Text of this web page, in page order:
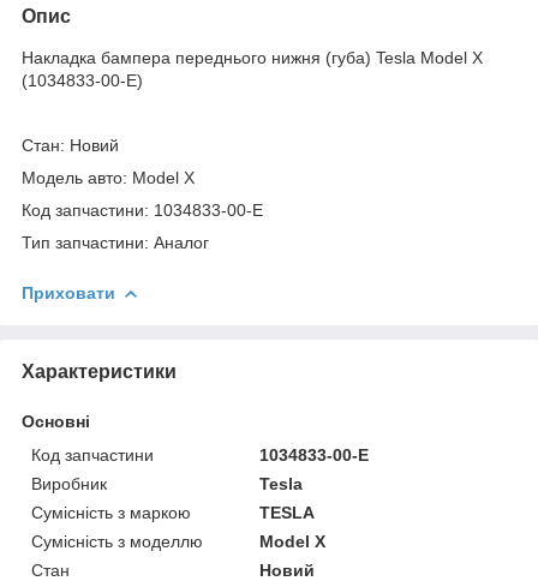
Опис
Накладка бампера переднього нижня (губа) Tesla Model X
(1034833-00-E)
Стан: Новий
Модель авто: Model X
Код запчастини: 1034833-00-E
Тип запчастини: Аналог
Приховати
Характеристики
Основні
Код запчастини
1034833-00-E
Виробник
Tesla
Сумісність з маркою
TESLA
Сумісність з моделлю
Model X
Стан
Новий